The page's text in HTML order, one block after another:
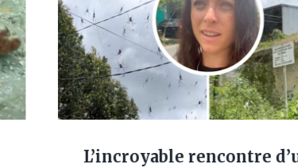
L’incroyable rencontre